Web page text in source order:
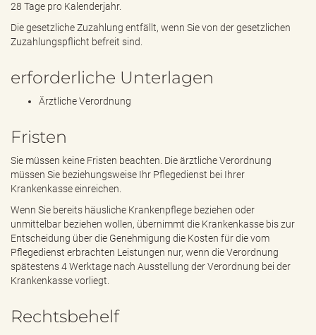
28 Tage pro Kalenderjahr.
Die gesetzliche Zuzahlung entfällt, wenn Sie von der gesetzlichen
Zuzahlungspflicht befreit sind.
erforderliche Unterlagen
Ärztliche Verordnung
Fristen
Sie müssen keine Fristen beachten. Die ärztliche Verordnung
müssen Sie beziehungsweise Ihr Pflegedienst bei Ihrer
Krankenkasse einreichen.
Wenn Sie bereits häusliche Krankenpflege beziehen oder
unmittelbar beziehen wollen, übernimmt die Krankenkasse bis zur
Entscheidung über die Genehmigung die Kosten für die vom
Pflegedienst erbrachten Leistungen nur, wenn die Verordnung
spätestens 4 Werktage nach Ausstellung der Verordnung bei der
Krankenkasse vorliegt.
Rechtsbehelf